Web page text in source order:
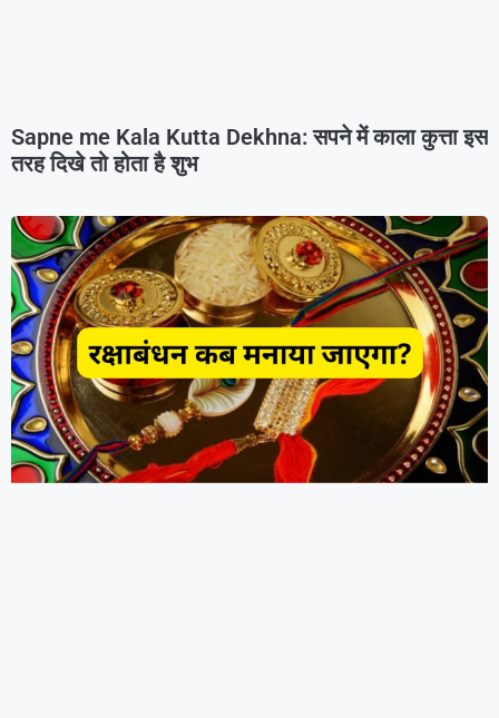
Sapne me Kala Kutta Dekhna: सपने में काला कुत्ता इस
तरह दिखे तो होता है शुभ